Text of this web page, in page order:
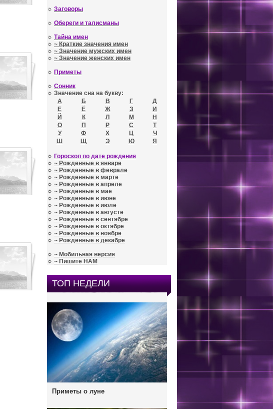
☼ Заговоры
☼ Обереги и талисманы
☼ Тайна имен
☼ ~ Краткие значения имен
☼ ~ Значение мужских имен
☼ ~ Значение женских имен
☼ Приметы
☼ Сонник
☼ Значение сна на букву:
А
Б В Г
Д
Е
Ё Ж З
И
Й
К Л М
Н
О
П Р С
Т
У
Ф Х Ц
Ч
Ш
Щ Э Ю Я
☼ Гороскоп по дате рождения
☼ ~ Рожденные в январе
☼ ~ Рожденные в феврале
☼ ~ Рожденные в марте
☼ ~ Рожденные в апреле
☼ ~ Рожденные в мае
☼ ~ Рожденные в июне
☼ ~ Рожденные в июле
☼ ~ Рожденные в августе
☼ ~ Рожденные в сентябре
☼ ~ Рожденные в октябре
☼ ~ Рожденные в ноябре
☼ ~ Рожденные в декабре
☼ ~ Мобильная версия
☼ ~ Пишите НАМ
ТОП НЕДЕЛИ
Приметы о луне